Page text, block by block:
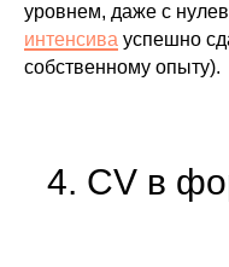
уровнем, даже с
интенсива успешно
собственному опыту).
4. CV в